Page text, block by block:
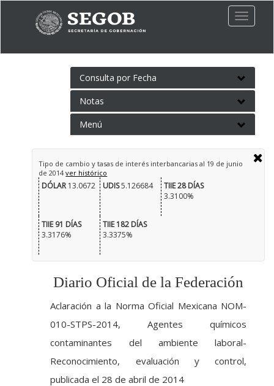
Toggle
Consulta por Fecha
Notas
Menú
Tipo de cambio y tasas de interés interbancarias al 19 de junio
de 2014ver histórico
DÓLAR13.0672 UDIS5.126684
TIIE 28 DÍAS
3.3100%
TIIE 91 DÍAS
3.3176%
TIIE 182 DÍAS
3.3375%
Diario Oficial de la Federación
Aclaración a la Norma Oficial Mexicana NOM-
010-STPS-2014, Agentes químicos
contaminantes del ambiente laboral-
Reconocimiento, evaluación y control,
publicada el 28 de abril de 2014